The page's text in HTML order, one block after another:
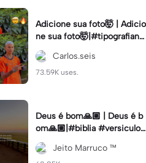
Adicione sua foto🤯 | Adicio
ne sua foto🤯|#tipografiano
va #status #tipografia
Carlos.seis
73.59K uses.
Deus é bom🙏🏼 | Deus é b
om🙏🏼|#biblia #versiculo
#cristao #agro #tipografia
#fy #fypJeito Marruco ™️